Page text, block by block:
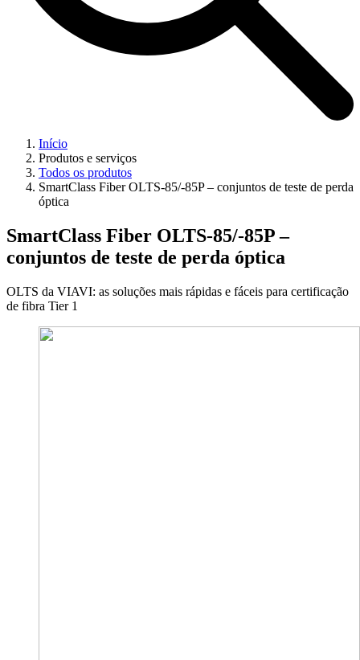
Início
Produtos e serviços
Todos os produtos
SmartClass Fiber OLTS-85/-85P – conjuntos de teste de perda
óptica
SmartClass Fiber OLTS-85/-85P –
conjuntos de teste de perda óptica
OLTS da VIAVI: as soluções mais rápidas e fáceis para certificação
de fibra Tier 1